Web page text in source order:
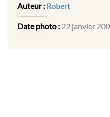
Auteur : Robert
Date photo : 22 janvier